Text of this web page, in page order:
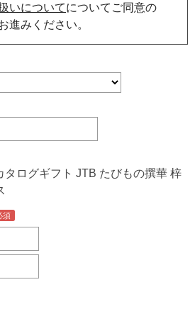
いについてについてご同意の
進みください。
タログギフト JTB たびもの撰華 梓